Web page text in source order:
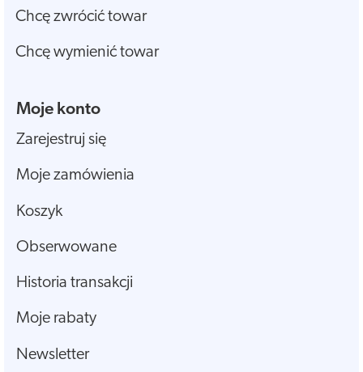
Chcę zwrócić towar
Chcę wymienić towar
Moje konto
Zarejestruj się
Moje zamówienia
Koszyk
Obserwowane
Historia transakcji
Moje rabaty
Newsletter